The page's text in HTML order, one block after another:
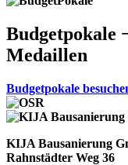
Budgetpokale
Medaillen
Budgetpokale
KIJA Bausanierung
Rahnstädter Weg 36